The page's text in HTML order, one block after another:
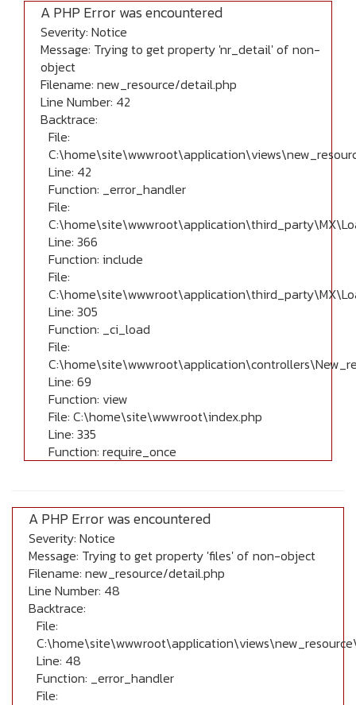
A PHP Error was encountered
Severity: Notice
Message: Trying to get property 'nr_detail' of non-
object
Filename: new_resource/detail.php
Line Number: 42
Backtrace:
File:
Line: 42
Function: _error_handler
File:
Line: 366
Function: include
File:
Line: 305
Function: _ci_load
File:
Line: 69
Function: view
File: C:\home\site\wwwroot\index.php
Line: 335
Function: require_once
A PHP Error was encountered
Severity: Notice
Message: Trying to get property 'files' of non-object
Filename: new_resource/detail.php
Line Number: 48
Backtrace:
File:
Line: 48
Function: _error_handler
File: